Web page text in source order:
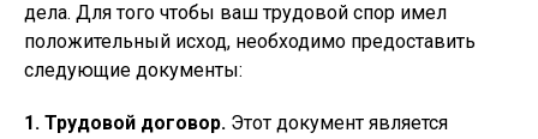
дела. Для того чтобы ваш трудовой спор имел
положительный исход, необходимо предоставить
следующие документы:
1. Трудовой договор. Этот документ является